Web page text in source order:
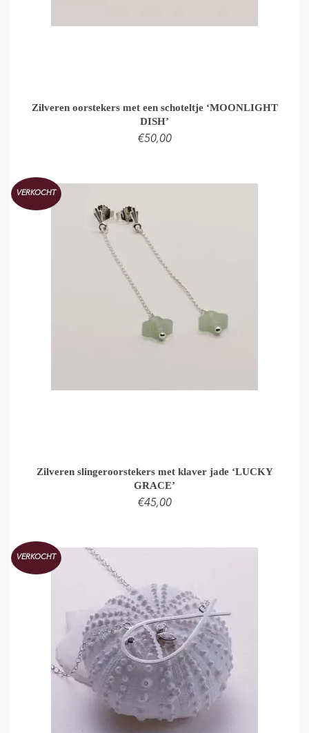
Zilveren oorstekers met een schoteltje ‘MOONLIGHT
DISH’
€50,00
VERKOCHT
Zilveren slingeroorstekers met klaver jade ‘LUCKY
GRACE’
€45,00
VERKOCHT